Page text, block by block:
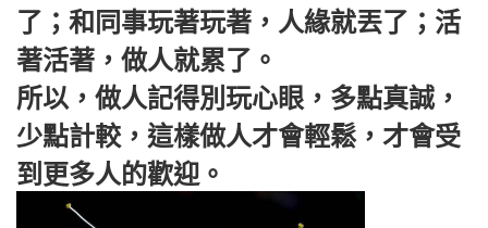
了；和同事玩著玩著，人緣就丟了；活
著活著，做人就累了。
所以，做人記得別玩心眼，多點真誠，
少點計較，這樣做人才會輕鬆，才會受
到更多人的歡迎。